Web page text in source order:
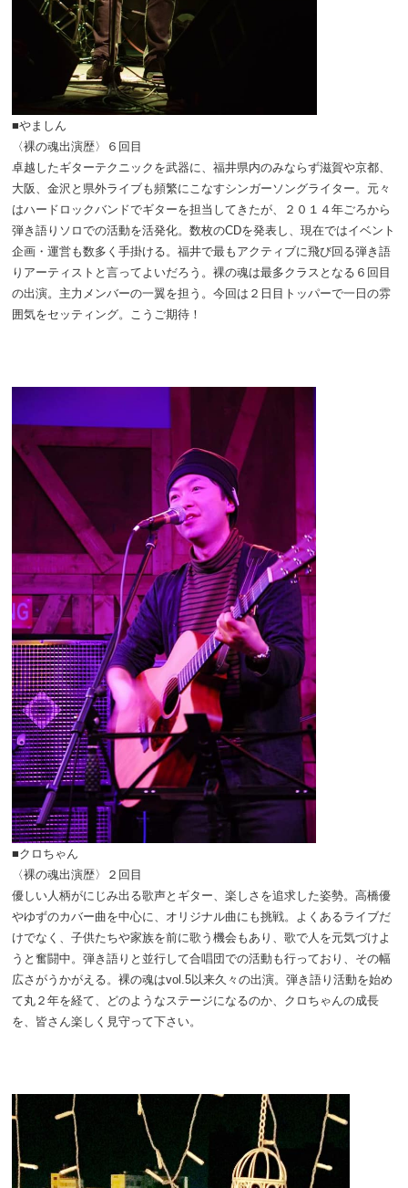
■やましん
〈裸の魂出演歴〉６回目
卓越したギターテクニックを武器に、福井県内のみならず滋賀や京都、
大阪、金沢と県外ライブも頻繁にこなすシンガーソングライター。元々
はハードロックバンドでギターを担当してきたが、２０１４年ごろから
弾き語りソロでの活動を活発化。数枚のCDを発表し、現在ではイベント
企画・運営も数多く手掛ける。福井で最もアクティブに飛び回る弾き語
りアーティストと言ってよいだろう。裸の魂は最多クラスとなる６回目
の出演。主力メンバーの一翼を担う。今回は２日目トッパーで一日の雰
囲気をセッティング。こうご期待！
■クロちゃん
〈裸の魂出演歴〉２回目
優しい人柄がにじみ出る歌声とギター、楽しさを追求した姿勢。高橋優
やゆずのカバー曲を中心に、オリジナル曲にも挑戦。よくあるライブだ
けでなく、子供たちや家族を前に歌う機会もあり、歌で人を元気づけよ
うと奮闘中。弾き語りと並行して合唱団での活動も行っており、その幅
広さがうかがえる。裸の魂はvol.5以来久々の出演。弾き語り活動を始め
て丸２年を経て、どのようなステージになるのか、クロちゃんの成長
を、皆さん楽しく見守って下さい。